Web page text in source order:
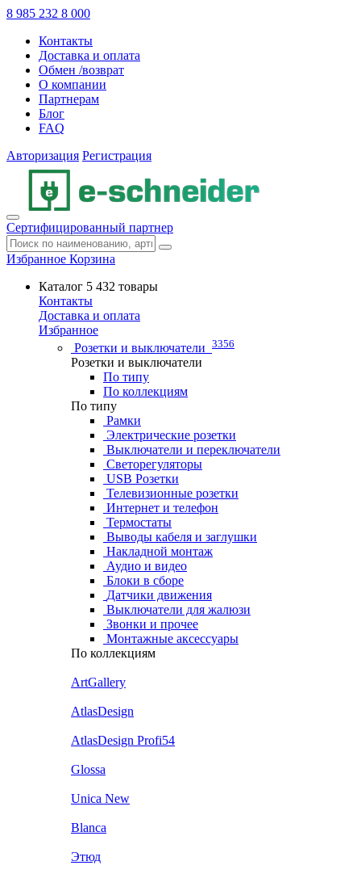
8 985 232 8 000
Контакты
Доставка и оплата
Обмен /возврат
О компании
Партнерам
Блог
FAQ
Авторизация Регистрация
Сертифицированный партнер
Избранное Корзина
Каталог 5 432 товары
Контакты
Доставка и оплата
Избранное
Розетки и выключатели 3356
Розетки и выключатели
По типу
По коллекциям
По типу
Рамки
Электрические розетки
Выключатели и переключатели
Светорегуляторы
USB Розетки
Телевизионные розетки
Интернет и телефон
Термостаты
Выводы кабеля и заглушки
Накладной монтаж
Аудио и видео
Блоки в сборе
Датчики движения
Выключатели для жалюзи
Звонки и прочее
Монтажные аксессуары
По коллекциям
ArtGallery
AtlasDesign
AtlasDesign Profi54
Glossa
Unica New
Blanca
Этюд